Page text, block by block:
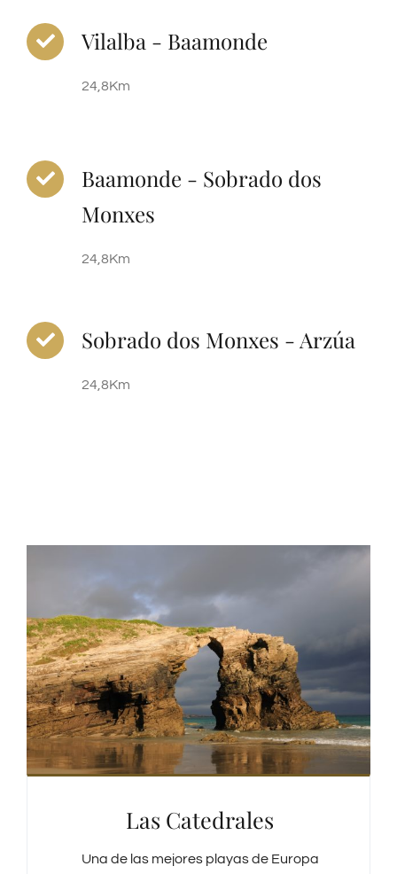
Vilalba - Baamonde
24,8Km
Baamonde - Sobrado dos
Monxes
24,8Km
Sobrado dos Monxes - Arzúa
24,8Km
Las Catedrales
Una de las mejores playas de Europa